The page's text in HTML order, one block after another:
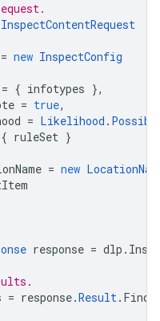
InspectContentRequest
= new InspectConfig
= { infotypes },
= true,
= Likelihood .
{ ruleSet }
= new
response = dlp .
= response.Result.